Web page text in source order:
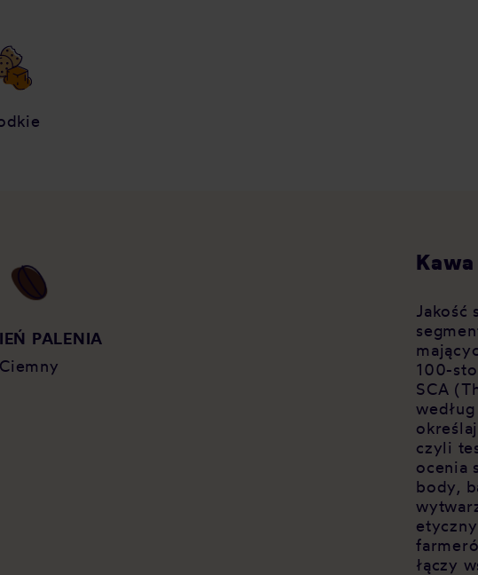
PALENIA
Ciemny
Jakość
100-
SCA
czyli
ocenia
body,
łączy